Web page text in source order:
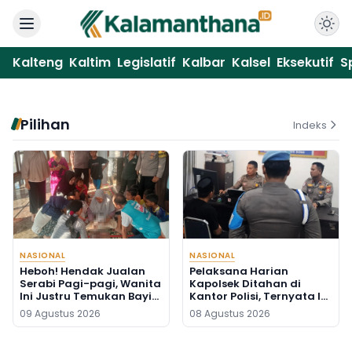
Kalteng Kaltim Legislatif Kalbar Kalsel Eksekutif
Pilihan Indeks
NASIONAL
Heboh! Hendak Jualan
Serabi Pagi-pagi, Wanita
Ini Justru Temukan Bayi
Baru Lahir di Pos Kamling
09 Agustus 2026
NASIONAL
Pelaksana Harian
Kapolsek Ditahan di
Kantor Polisi, Ternyata Ini
Penyebabnya
08 Agustus 2026